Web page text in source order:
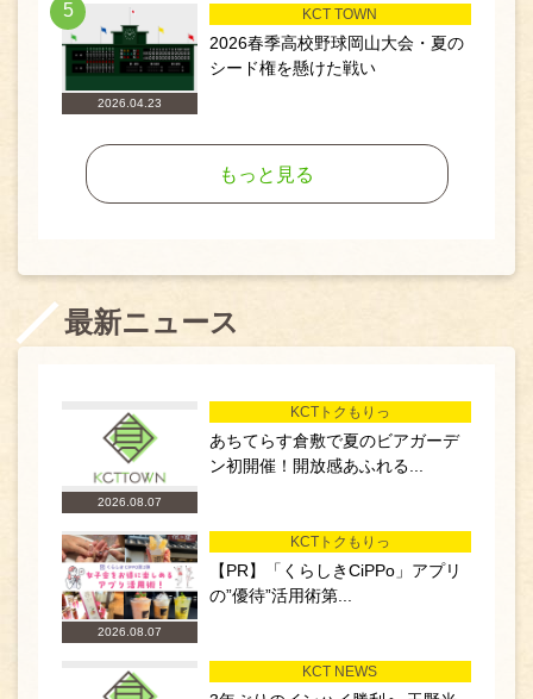
5
2026.04.23
KCT TOWN
2026春季高校野球岡山大会・夏の
シード権を懸けた戦い
もっと見る
最新ニュース
2026.08.07
KCTトクもりっ
あちてらす倉敷で夏のビアガーデ
ン初開催！開放感あふれる...
2026.08.07
KCTトクもりっ
【PR】「くらしきCiPPo」アプリ
の”優待”活用術第...
KCT NEWS